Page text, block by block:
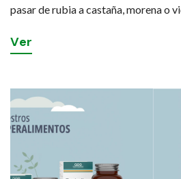
pasar de rubia a castaña, morena o
Ver